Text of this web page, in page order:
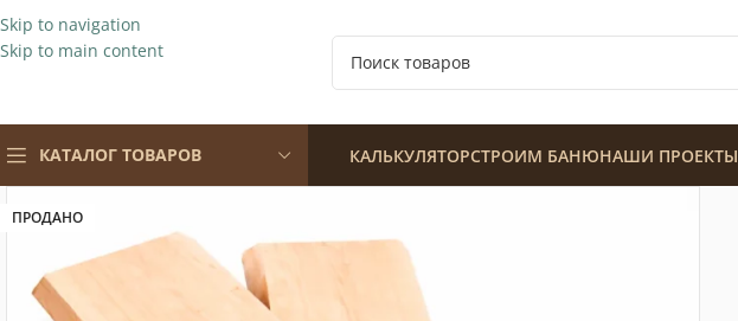
Skip to navigation
Skip to main content
КАТАЛОГ ТОВАРОВ КАЛЬКУЛЯТОРСТРОИМ БАНЮНАШИ ПРОЕКТЫ
ПРОДАНО